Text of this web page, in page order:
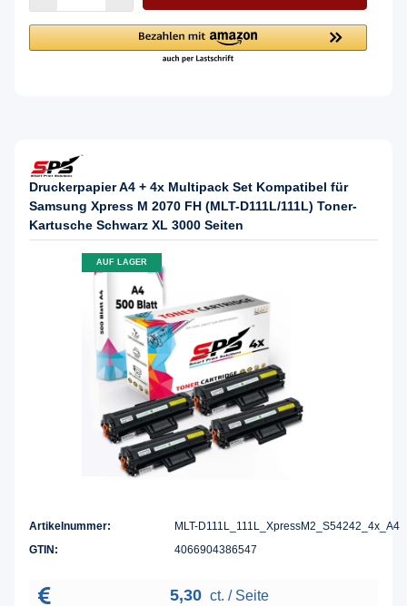
Druckerpapier A4 + 4x Multipack Set Kompatibel für
Samsung Xpress M 2070 FH (MLT-D111L/111L) Toner-
Kartusche Schwarz XL 3000 Seiten
AUF LAGER
Artikelnummer:
MLT-D111L_111L_XpressM2_S54242_4x_A4
GTIN:
4066904386547
5,30 ct. / Seite